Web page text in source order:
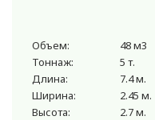
Объем:
48 м3
Тоннаж:
5 т.
Длина:
7.4 м.
Ширина:
2.45 м.
Высота:
2.7 м.